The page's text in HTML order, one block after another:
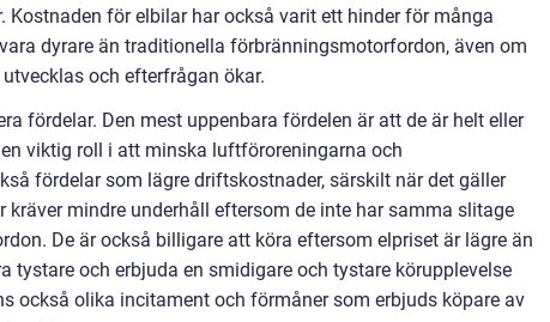
för elbilar har också varit ett hinder för många
dyrare än traditionella förbränningsmotorfordon, även om
och efterfrågan ökar.
fördelar. Den mest uppenbara fördelen är att de är helt eller
viktig roll i att minska luftföroreningarna och
fördelar som lägre driftskostnader, särskilt när det gäller
kräver mindre underhåll eftersom de inte har samma slitage
De är också billigare att köra eftersom elpriset är lägre än
tystare och erbjuda en smidigare och tystare körupplevelse
också olika incitament och förmåner som erbjuds köpare av